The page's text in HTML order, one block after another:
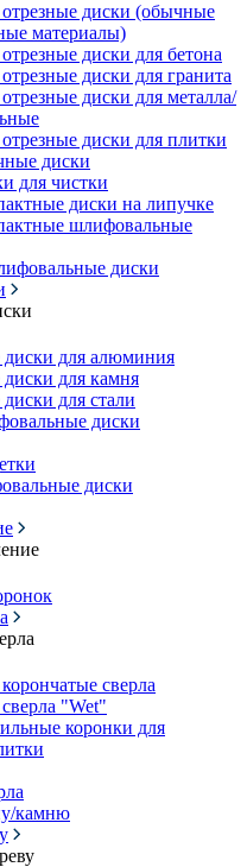
диски (обычные
материалы)
диски для бетона
диски для гранита
диски для металла/
диски для плитки
диски
для чистки
диски на липучке
шлифовальные
диски
диски для алюминия
диски для камня
для стали
диски
диски
сверла
"Wet"
коронки для
камню